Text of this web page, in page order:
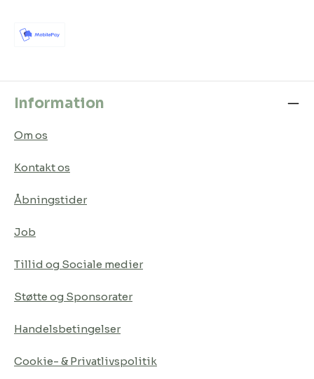
Information
Om os
Kontakt os
Åbningstider
Job
Tillid og Sociale medier
Støtte og Sponsorater
Handelsbetingelser
Cookie- & Privatlivspolitik